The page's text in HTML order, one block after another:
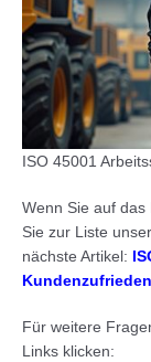
ISO 45001
Wenn Sie auf das
Sie zur Liste
nächste Artikel:
Für weitere
Links klicken: